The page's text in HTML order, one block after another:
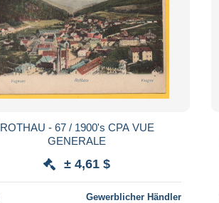
ROTHAU - 67 / 1900's CPA VUE
GENERALE
± 4,61 $
Gewerblicher Händler